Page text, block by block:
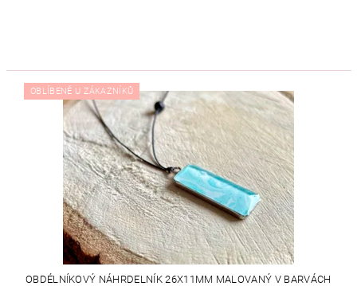
OBLÍBENÉ U ZÁKAZNÍKŮ
OBDÉLNÍKOVÝ NÁHRDELNÍK 26X11MM MALOVANÝ V BARVÁCH